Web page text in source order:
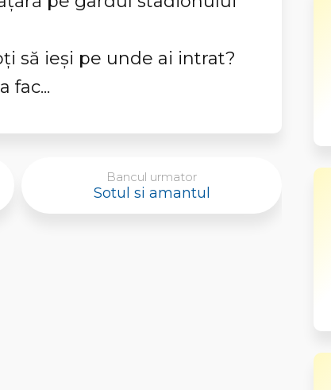
să ieși pe unde ai intrat?
fac...
Bancul urmator
Sotul si amantul